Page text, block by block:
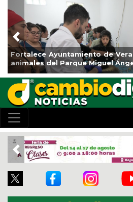
el cuidado de los
de Quevedo
La
de
Previous
Previous